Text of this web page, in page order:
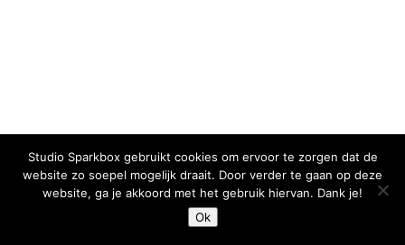
Studio Sparkbox gebruikt cookies om ervoor te zorgen dat de
website zo soepel mogelijk draait. Door verder te gaan op deze
website, ga je akkoord met het gebruik hiervan. Dank je!
Ok